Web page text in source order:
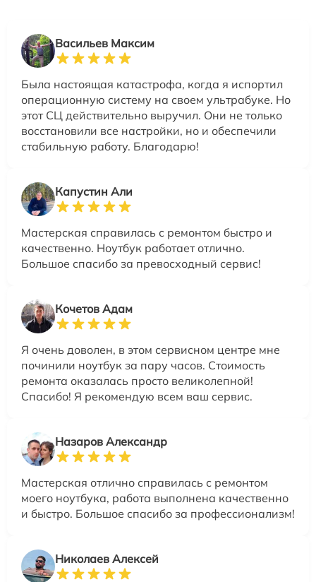
Васильев Максим
Была настоящая катастрофа, когда я испортил
операционную систему на своем ультрабуке. Но
этот СЦ действительно выручил. Они не только
восстановили все настройки, но и обеспечили
стабильную работу. Благодарю!
Капустин Али
Мастерская справилась с ремонтом быстро и
качественно. Ноутбук работает отлично.
Большое спасибо за превосходный сервис!
Кочетов Адам
Я очень доволен, в этом сервисном центре мне
починили ноутбук за пару часов. Стоимость
ремонта оказалась просто великолепной!
Спасибо! Я рекомендую всем ваш сервис.
Назаров Александр
Мастерская отлично справилась с ремонтом
моего ноутбука, работа выполнена качественно
и быстро. Большое спасибо за профессионализм!
Николаев Алексей